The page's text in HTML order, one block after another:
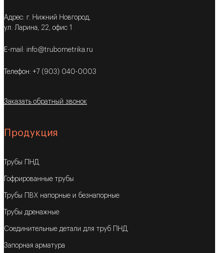
Адрес: г. Нижний Новгород,
ул. Ларина, 22, офис 1
E-mail: info@trubometrika.ru
Телефон: +7 (903) 040-0003
Заказать обратный звонок
Продукция
Трубы ПНД
Гофрированные трубы
Трубы ПВХ напорные и безнапорные
Трубы дренажные
Соединительные детали для труб ПНД
Запорная арматура